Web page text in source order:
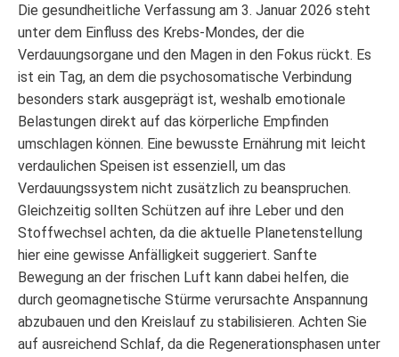
Die gesundheitliche Verfassung am 3. Januar 2026 steht
unter dem Einfluss des Krebs-Mondes, der die
Verdauungsorgane und den Magen in den Fokus rückt. Es
ist ein Tag, an dem die psychosomatische Verbindung
besonders stark ausgeprägt ist, weshalb emotionale
Belastungen direkt auf das körperliche Empfinden
umschlagen können. Eine bewusste Ernährung mit leicht
verdaulichen Speisen ist essenziell, um das
Verdauungssystem nicht zusätzlich zu beanspruchen.
Gleichzeitig sollten Schützen auf ihre Leber und den
Stoffwechsel achten, da die aktuelle Planetenstellung
hier eine gewisse Anfälligkeit suggeriert. Sanfte
Bewegung an der frischen Luft kann dabei helfen, die
durch geomagnetische Stürme verursachte Anspannung
abzubauen und den Kreislauf zu stabilisieren. Achten Sie
auf ausreichend Schlaf, da die Regenerationsphasen unter